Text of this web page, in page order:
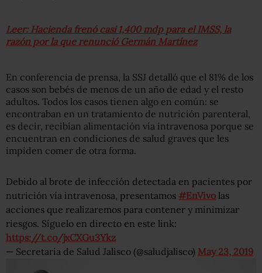
Leer: Hacienda frenó casi 1,400 mdp para el IMSS, la
razón por la que renunció Germán Martínez
En conferencia de prensa, la SSJ detalló que el 81% de los
casos son bebés de menos de un año de edad y el resto
adultos. Todos los casos tienen algo en común: se
encontraban en un tratamiento de nutrición parenteral,
es decir, recibían alimentación vía intravenosa porque se
encuentran en condiciones de salud graves que les
impiden comer de otra forma.
Debido al brote de infección detectada en pacientes por
nutrición vía intravenosa, presentamos #EnVivo las
acciones que realizaremos para contener y minimizar
riesgos. Síguelo en directo en este link:
https://t.co/jxCXGu3Ykz
— Secretaría de Salud Jalisco (@saludjalisco) May 23, 2019